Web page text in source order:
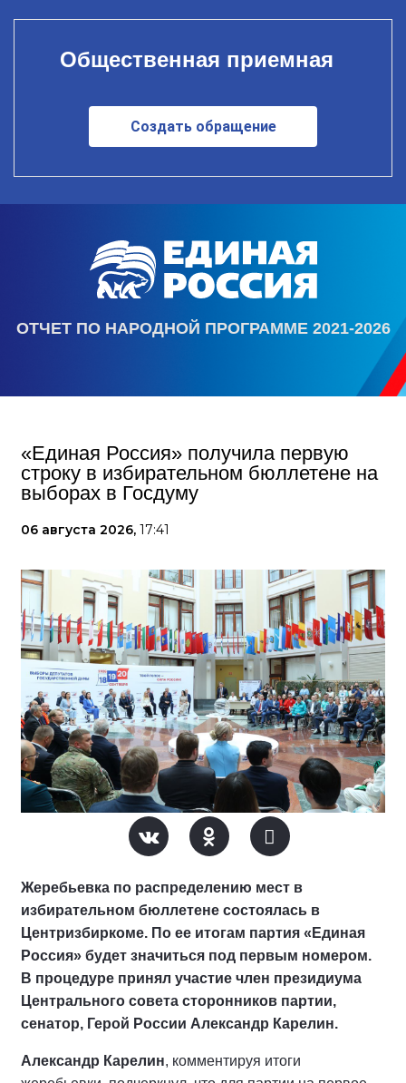
Общественная приемная
Создать обращение
ОТЧЕТ ПО НАРОДНОЙ ПРОГРАММЕ 2021-2026
«Единая Россия» получила первую
строку в избирательном бюллетене на
выборах в Госдуму
06 августа 2026, 17:41
Жеребьевка по распределению мест в
избирательном бюллетене состоялась в
Центризбиркоме. По ее итогам партия «Единая
Россия» будет значиться под первым номером.
В процедуре принял участие член президиума
Центрального совета сторонников партии,
сенатор, Герой России Александр Карелин.
Александр Карелин, комментируя итоги